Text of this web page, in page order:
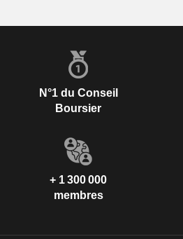
N°1 du Conseil
Boursier
+ 1 300 000
membres